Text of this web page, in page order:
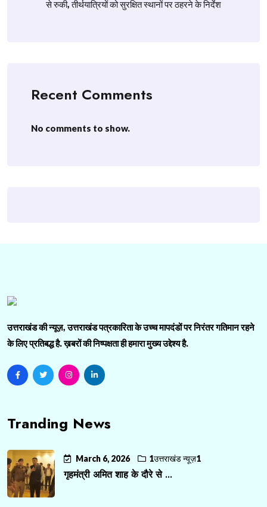
से रुकी, तीर्थयात्रियों को सुरक्षित स्थानों पर ठहरने के निर्देश
Recent Comments
No comments to show.
उत्तराखंड की न्यूज़, उत्तराखंड पत्रकारिता के उच्च मापदंडों पर निरंतर गतिमान रहने
के लिए प्रतिबद्ध है. ख़बरों की निष्पक्षता ही हमारा मुख्य उद्देश्य है.
Tranding News
March 6, 2026 1उत्तराखंड न्यूज़1
गृहमंत्री अमित शाह के दौरे से ...